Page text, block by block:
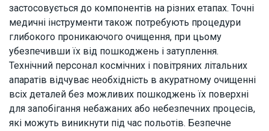
застосовується до компонентів на різних етапах. Точні
медичні інструменти також потребують процедури
глибокого проникаючого очищення, при цьому
убезпечивши їх від пошкоджень і затуплення.
Технічний персонал космічних і повітряних літальних
апаратів відчуває необхідність в акуратному очищенні
всіх деталей без можливих пошкоджень їх поверхні
для запобігання небажаних або небезпечних процесів,
які можуть виникнути під час польотів. Безпечне